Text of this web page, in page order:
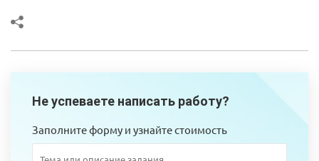
Не успеваете написать работу?
Заполните форму и узнайте стоимость